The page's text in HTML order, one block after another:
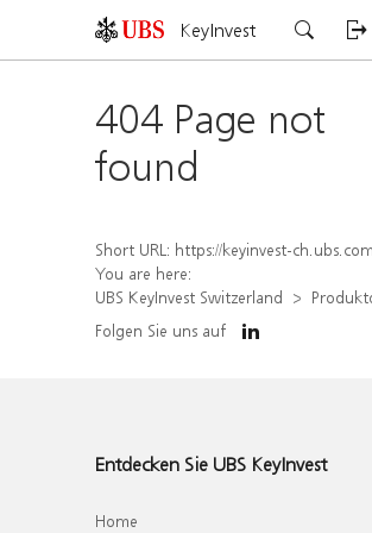
KeyInvest
404 Page not
found
Short URL: https://keyinvest-ch.ubs.com/produkt/detail/index/isin/
You are here:
UBS KeyInvest Switzerland
Folgen Sie uns auf
Entdecken Sie UBS KeyInvest
Home